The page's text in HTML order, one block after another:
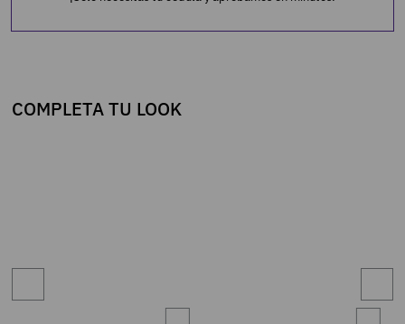
COMPLETA TU LOOK